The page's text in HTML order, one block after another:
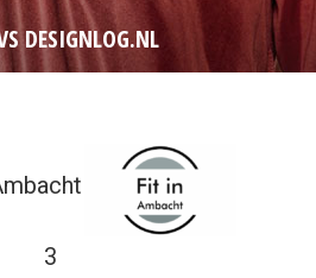
DESIGNLOG.NL
3